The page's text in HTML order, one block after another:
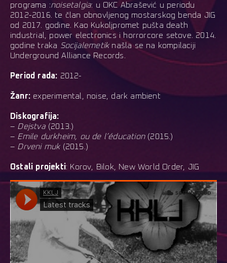
programa :noisetalgia: u OKC Abrašević u periodu
2012-2016. te član obnovljenog mostarskog benda JIG
od 2017. godine. Kao Kukoljpromet pušta death
industrial, power electronics i horrorcore setove. 2014.
godine traka
Socijalemetik našla se na kompilaciji
Underground Alliance Records.
Period rada: 2012-
Žanr: experimental, noise, dark ambient
Diskografija:
– Dejstva (2013.)
– Emile durkheim, ou de l’éducation(2015.)
– Drveni muk(2015.)
Ostali projekti: Korov, Bilok, New World Order, JIG